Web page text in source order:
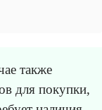
также
для покупки,